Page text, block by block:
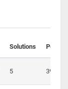
Solutions Points
5 39